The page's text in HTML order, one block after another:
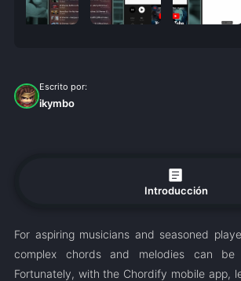
Escrito por:
ikymbo
article
Introducción
For aspiring musicians and seasoned
complex chords and melodies can
Fortunately, with the Chordify mobile app,